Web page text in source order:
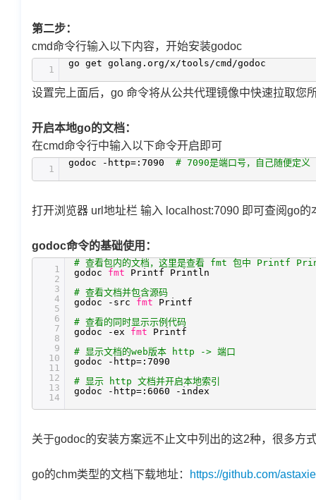
第二步：
cmd命令行输入以下内容，开始安装godoc
1
go get golang.org /x/tools/cmd/godoc
设置完上面后，go 命令将从公共代理镜像中快速拉取您
开启本地go的文档：
在cmd命令行中输入以下命令开启即可
1
godoc -http=:7090 # 7090是端口号，自己随便定义
打开浏览器 url地址栏 输入 localhost:7090 即可查阅go
godoc命令的基础使用：
1
2
3
4
5
6
7
8
9
10
11
12
13
14
# 查看包内的文档，这里是查看 fmt 包中 Printf
godoc fmt
Printf Println
# 查看文档并包含源码
godoc -src fmt
Printf
# 查看的同时显示示例代码
godoc -ex fmt
Printf
# 显示文档的web版本 http -> 端口
godoc -http=:7090
# 显示 http 文档并开启本地索引
godoc -http=:6060 -index
关于godoc的安装方案远不止文中列出的这2种，很多方
go的chm类型的文档下载地址： https://github.com/